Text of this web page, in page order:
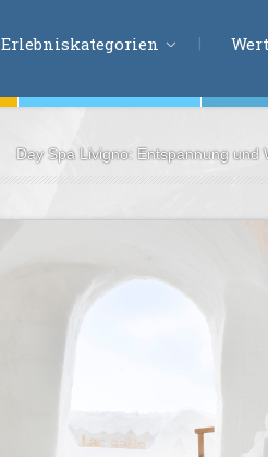
Erlebniskategorien
Fliegen &Gleiten
Essen &Trinken
Family
Day Spa Livigno: Entspannung und